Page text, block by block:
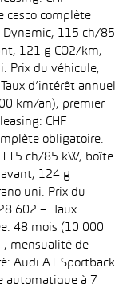
casco complète
Dynamic, 115 ch/85
121 g CO2/km,
Prix du véhicule,
d’intérêt annuel
km/an), premier
CHF
obligatoire.
115 ch/85 kW, boîte
124 g
uni. Prix du
602.–. Taux
48 mois (10 000
mensualité de
Audi A1 Sportback
automatique à 7